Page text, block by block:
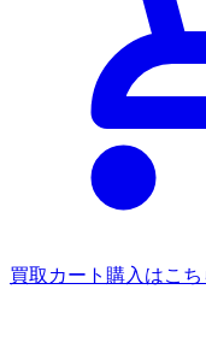
買取カート 購入はこち